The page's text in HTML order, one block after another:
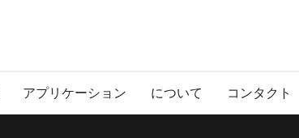
アプリケーション について コンタクト